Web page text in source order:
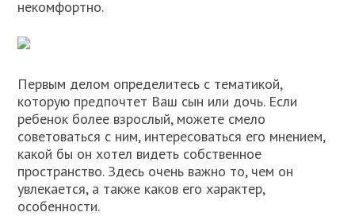
некомфортно.
Первым делом определитесь с тематикой,
которую предпочтет Ваш сын или дочь. Если
ребенок более взрослый, можете смело
советоваться с ним, интересоваться его мнением,
какой бы он хотел видеть собственное
пространство. Здесь очень важно то, чем он
увлекается, а также каков его характер,
особенности.